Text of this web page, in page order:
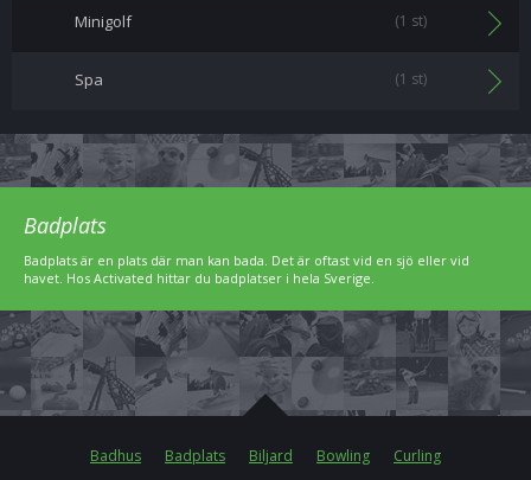
Minigolf (1 st)
Spa (1 st)
Badplats
Badplats är en plats där man kan bada. Det är oftast vid en sjö eller vid
havet. Hos Activated hittar du badplatser i hela Sverige.
Badhus Badplats Biljard Bowling Curling